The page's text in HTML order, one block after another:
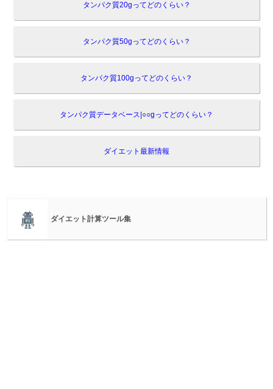
タンパク質20gってどのくらい？
タンパク質50gってどのくらい？
タンパク質100gってどのくらい？
タンパク質データベース|○○gってどのくらい？
ダイエット最新情報
ダイエット計算ツール集